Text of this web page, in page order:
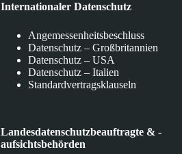
Internationaler Datenschutz
Angemessenheitsbeschluss
Datenschutz – Großbritannien
Datenschutz – USA
Datenschutz – Italien
Standardvertragsklauseln
Landesdatenschutzbeauftragte & -
aufsichtsbehörden